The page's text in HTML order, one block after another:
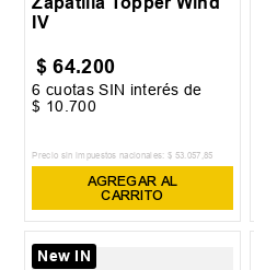
IV
$ 64.200
6 cuotas SIN interés de
$ 10.700
Precio sin impuestos nacionales: $ 53.057 ,85
AGREGAR AL
CARRITO
New IN